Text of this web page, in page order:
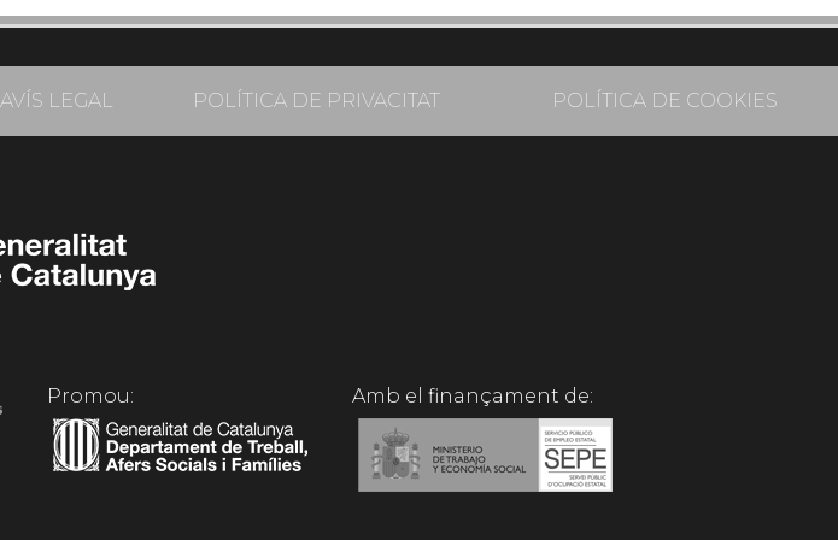
AVÍS LEGAL POLÍTICA DE PRIVACITAT POLÍTICA DE COOKIES
Promou: Amb el finançament de: